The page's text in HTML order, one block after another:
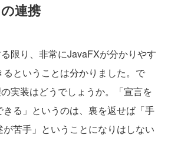
連携
限り、非常にJavaFXが分かりやす
るということは分かりました。で
実装はどうでしょうか。「宣言を
る」というのは、裏を返せば「手
苦手」ということになりはしない